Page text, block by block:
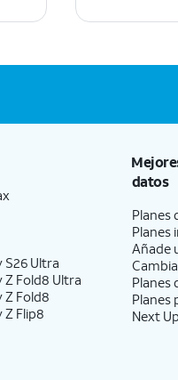
S26 Ultra
Z Fold8 Ultra
Z Fold8
Z Flip8
datos
Planes
Planes
Añade
Cambia
Planes
Planes
Next